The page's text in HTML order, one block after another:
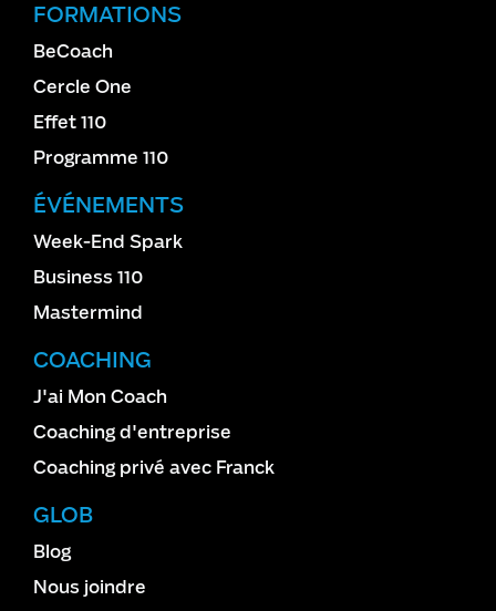
FORMATIONS
BeCoach
Cercle One
Effet 110
Programme 110
ÉVÉNEMENTS
Week-End Spark
Business 110
Mastermind
COACHING
J'ai Mon Coach
Coaching d'entreprise
Coaching privé avec Franck
GLOB
Blog
Nous joindre